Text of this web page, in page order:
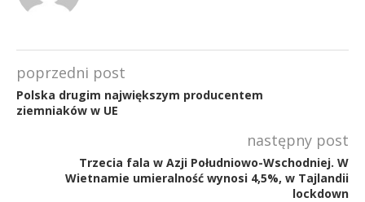
poprzedni post
Polska drugim największym producentem
ziemniaków w UE
następny post
Trzecia fala w Azji Południowo-Wschodniej. W
Wietnamie umieralność wynosi 4,5%, w Tajlandii
lockdown